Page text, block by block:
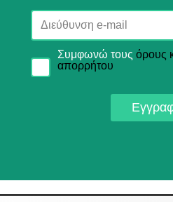
Συμφωνώ τους όρους
απορρήτου